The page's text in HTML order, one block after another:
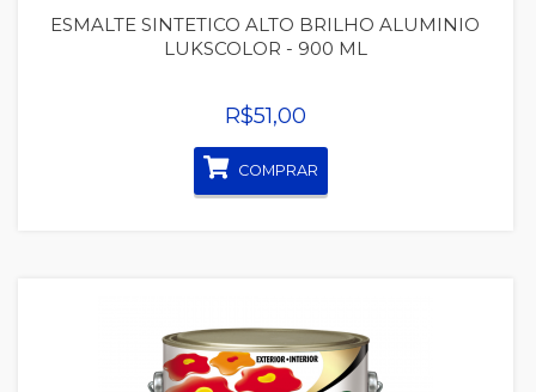
ESMALTE SINTETICO ALTO BRILHO ALUMINIO
LUKSCOLOR - 900 ML
R$51,00
COMPRAR